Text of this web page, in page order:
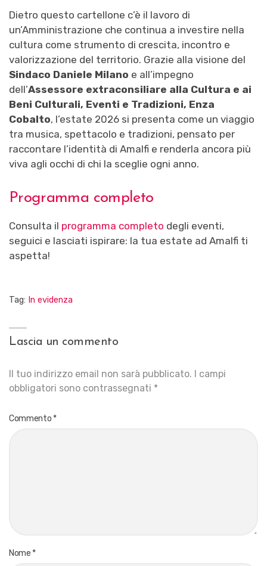
Dietro questo cartellone c’è il lavoro di
un’Amministrazione che continua a investire nella
cultura come strumento di crescita, incontro e
valorizzazione del territorio. Grazie alla visione del
Sindaco Daniele Milano e all’impegno
dell’Assessore extraconsiliare alla Cultura e ai
Beni Culturali, Eventi e Tradizioni, Enza
Cobalto, l’estate 2026 si presenta come un viaggio
tra musica, spettacolo e tradizioni, pensato per
raccontare l’identità di Amalfi e renderla ancora più
viva agli occhi di chi la sceglie ogni anno.
Programma completo
Consulta il programma completo degli eventi,
seguici e lasciati ispirare: la tua estate ad Amalfi ti
aspetta!
Tag: In evidenza
Lascia un commento
Il tuo indirizzo email non sarà pubblicato. I campi
obbligatori sono contrassegnati *
Commento *
Nome *